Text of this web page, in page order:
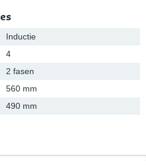
Inductie
4
2 fasen
560 mm
490 mm